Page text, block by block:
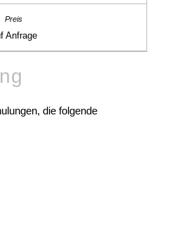
Anfrage
die folgende